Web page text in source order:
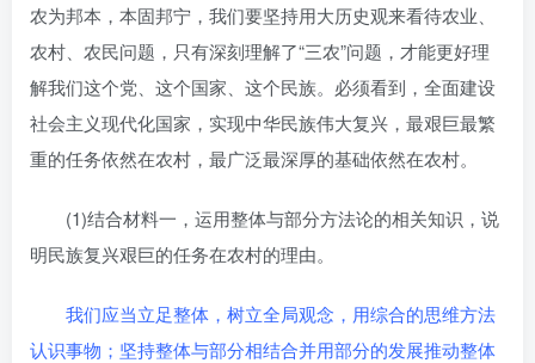
农为邦本，本固邦宁，我们要坚持用大历史观来看待农业、
农村、农民问题，只有深刻理解了“三农”问题，才能更好理
解我们这个党、这个国家、这个民族。必须看到，全面建设
社会主义现代化国家，实现中华民族伟大复兴，最艰巨最繁
重的任务依然在农村，最广泛最深厚的基础依然在农村。
(1)结合材料一，运用整体与部分方法论的相关知识，说
明民族复兴艰巨的任务在农村的理由。
我们应当立足整体，树立全局观念，用综合的思维方法
认识事物；坚持整体与部分相结合并用部分的发展推动整体